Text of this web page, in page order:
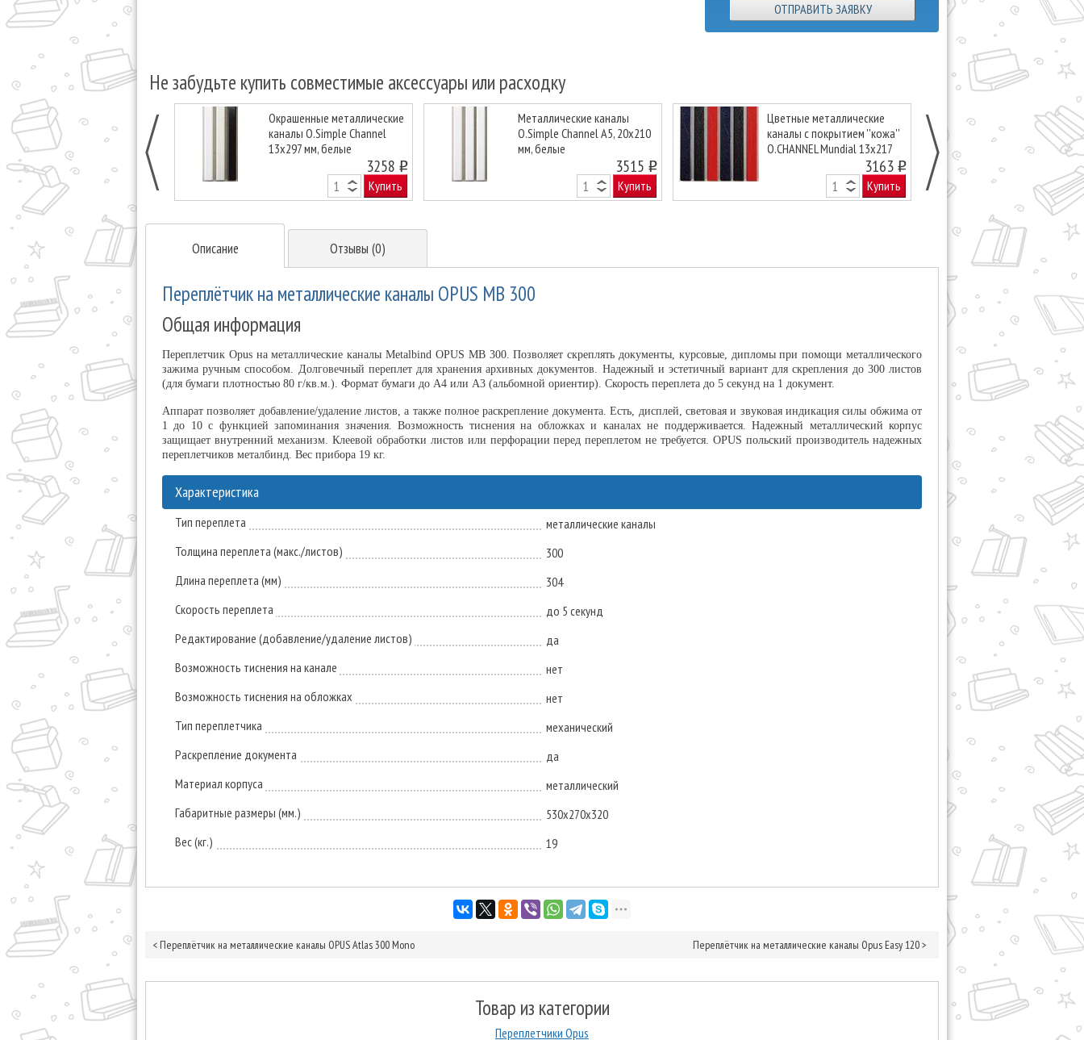
ОТПРАВИТЬ ЗАЯВКУ
Не забудьте купить совместимые аксессуары или расходку
Окрашенные металлические
каналы O.Simple Channel
13х297 мм, белые
3258 o
Купить
Металлические каналы
O.Simple Channel А5, 20х210
мм, белые
3515 o
Купить
Цветные металлические
каналы с покрытием ''кожа''
O.CHANNEL Mundial 13х217
3163 o
Купить
Цветные
каналы с
O.CHANNEL
Next
Описание Отзывы (0)
Переплётчик на металлические каналы OPUS MB 300
Общая информация
Переплетчик Opus на металлические каналы Metalbind OPUS MB 300. Позволяет скреплять документы, курсовые, дипломы при помощи металлического
зажима ручным способом. Долговечный переплет для хранения архивных документов. Надежный и эстетичный вариант для скрепления до 300 листов
(для бумаги плотностью 80 г/кв.м.). Формат бумаги до А4 или А3 (альбомной ориентир). Скорость переплета до 5 секунд на 1 документ.
Аппарат позволяет добавление/удаление листов, а также полное раскрепление документа. Есть, дисплей, световая и звуковая индикация силы обжима от
1 до 10 с функцией запоминания значения. Возможность тиснения на обложках и каналах не поддерживается. Надежный металлический корпус
защищает внутренний механизм. Клеевой обработки листов или перфорации перед переплетом не требуется. OPUS польский производитель надежных
переплетчиков металбинд. Вес прибора 19 кг.
Характеристика
Тип переплета
металлические каналы
Толщина переплета (макс./листов)
300
Длина переплета (мм)
304
Скорость переплета
до 5 секунд
Редактирование (добавление/удаление листов)
да
Возможность тиснения на канале
нет
Возможность тиснения на обложках
нет
Тип переплетчика
механический
Раскрепление документа
да
Материал корпуса
металлический
Габаритные размеры (мм.)
530х270х320
Вес (кг.)
19
< Переплётчик на металлические каналы OPUS Atlas 300 Mono Переплётчик на металлические каналы Opus Easy 120>
Товар из категории
Переплетчики Opus